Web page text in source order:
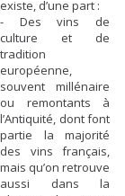
existe, d’une part :
- Des vins de
culture et de
tradition
européenne,
souvent millénaire
ou remontants à
l’Antiquité, dont font
partie la majorité
des vins français,
mais qu’on retrouve
aussi dans la